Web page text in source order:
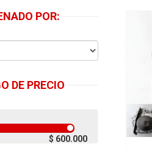
POR:
DE PRECIO
$ 600.000